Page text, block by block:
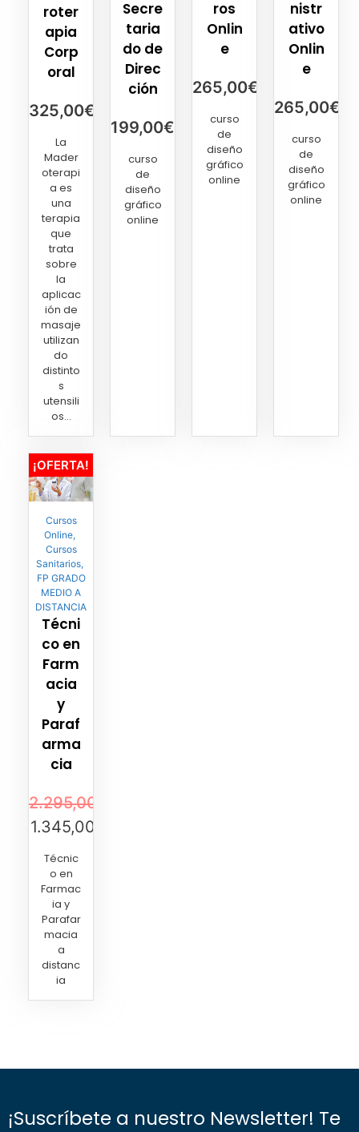
roter
apia
Corp
oral
325,00€
La
Mader
oterapi
a es
una
terapia
que
trata
sobre
la
aplicac
ión de
masaje
utilizan
do
distinto
s
utensili
os...
Secre
taria
do de
Direc
ción
199,00€
curso
de
diseño
gráfico
online
ros
Onlin
e
265,00€
curso
de
diseño
gráfico
online
nistr
ativo
Onlin
e
265,00€
curso
de
diseño
gráfico
online
¡OFERTA!
Cursos
Online,
Cursos
Sanitarios,
FP GRADO
MEDIO A
DISTANCIA
Técni
co en
Farm
acia
y
Paraf
arma
cia
2.295,00
1.345,00
Técnic
o en
Farmac
ia y
Parafar
macia
a
distanc
ia
¡Suscríbete a nuestro Newsletter! Te